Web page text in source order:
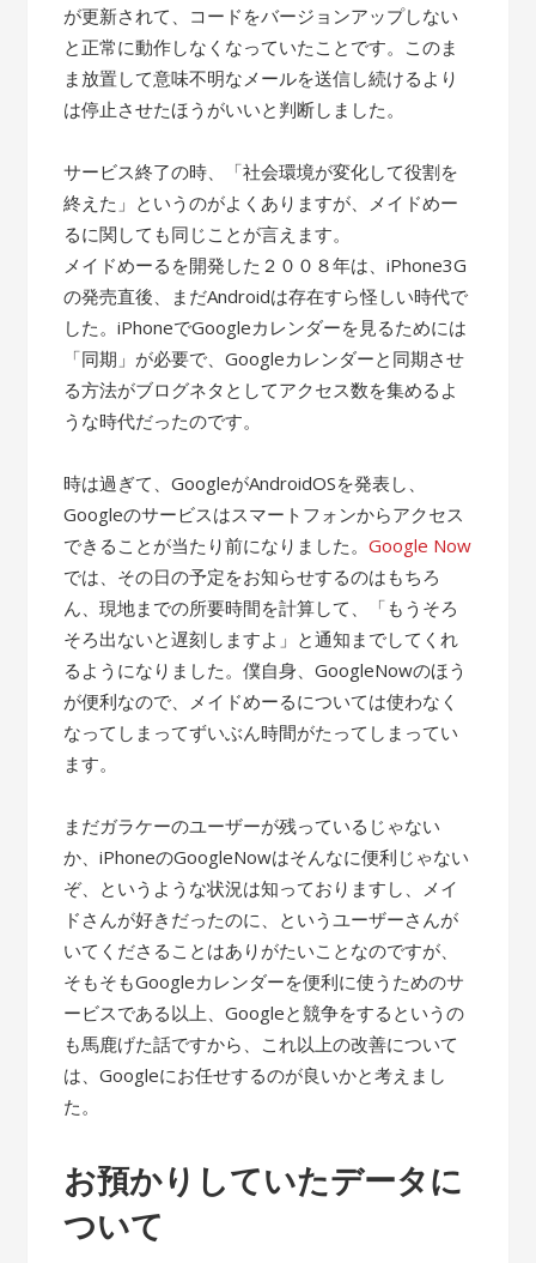
が更新されて、コードをバージョンアップしない
と正常に動作しなくなっていたことです。このま
ま放置して意味不明なメールを送信し続けるより
は停止させたほうがいいと判断しました。
サービス終了の時、「社会環境が変化して役割を
終えた」というのがよくありますが、メイドめー
るに関しても同じことが言えます。
メイドめーるを開発した２００８年は、iPhone3G
の発売直後、まだAndroidは存在すら怪しい時代で
した。iPhoneでGoogleカレンダーを見るためには
「同期」が必要で、Googleカレンダーと同期させ
る方法がブログネタとしてアクセス数を集めるよ
うな時代だったのです。
時は過ぎて、GoogleがAndroidOSを発表し、
Googleのサービスはスマートフォンからアクセス
できることが当たり前になりました。Google Now
では、その日の予定をお知らせするのはもちろ
ん、現地までの所要時間を計算して、「もうそろ
そろ出ないと遅刻しますよ」と通知までしてくれ
るようになりました。僕自身、GoogleNowのほう
が便利なので、メイドめーるについては使わなく
なってしまってずいぶん時間がたってしまってい
ます。
まだガラケーのユーザーが残っているじゃない
か、iPhoneのGoogleNowはそんなに便利じゃない
ぞ、というような状況は知っておりますし、メイ
ドさんが好きだったのに、というユーザーさんが
いてくださることはありがたいことなのですが、
そもそもGoogleカレンダーを便利に使うためのサ
ービスである以上、Googleと競争をするというの
も馬鹿げた話ですから、これ以上の改善について
は、Googleにお任せするのが良いかと考えまし
た。
お預かりしていたデータに
ついて